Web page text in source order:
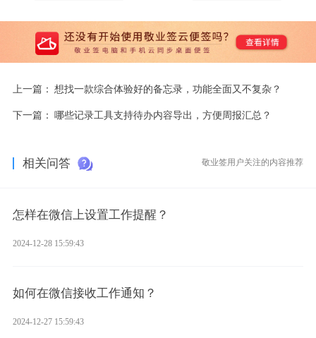
上一篇： 想找一款综合体验好的备忘录，功能全面又不复杂？
下一篇： 哪些记录工具支持待办内容导出，方便周报汇总？
相关问答 敬业签用户关注的内容推荐
怎样在微信上设置工作提醒？
2024-12-28 15:59:43
如何在微信接收工作通知？
2024-12-27 15:59:43